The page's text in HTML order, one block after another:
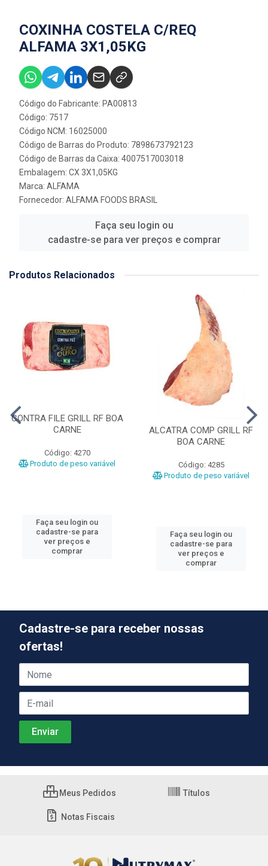
COXINHA COSTELA C/REQ
ALFAMA 3X1,05KG
Código do Fabricante: PA00813
Código: 7517
Código NCM: 16025000
Código de Barras do Produto: 7898673792123
Código de Barras da Caixa: 4007517003018
Embalagem: CX 3X1,05KG
Marca: ALFAMA
Fornecedor: ALFAMA FOODS BRASIL
Faça seu login ou
cadastre-se para ver preços e comprar
Produtos Relacionados
CONTRA FILE GRILL RF BOA
CARNE
Código: 4270
Produto de peso variável
Faça seu login ou
cadastre-se para
ver preços e
comprar
ALCATRA COMP GRILL RF
BOA CARNE
Código: 4285
Produto de peso variável
Faça seu login ou
cadastre-se para
ver preços e
comprar
Cadastre-se para receber nossas
ofertas!
Meus Pedidos Títulos
Notas Fiscais